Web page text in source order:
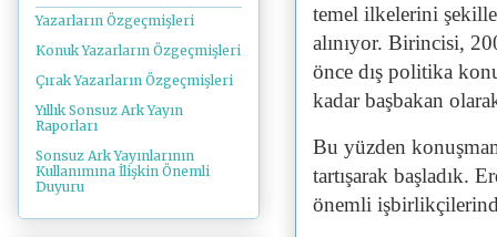
temel ilkelerini
alınıyor. Birincisi,
önce dış politika
kadar başbakan
Bu yüzden
tartışarak başladık.
önemli
Yazarların Özgeçmişleri
Konuk Yazarların Özgeçmişleri
Çırak Yazarların Özgeçmişleri
Yıllık Sonsuz Ark Yayın
Raporları
Sonsuz Ark Yayınlarının
Kullanımına İlişkin Önemli
Duyuru